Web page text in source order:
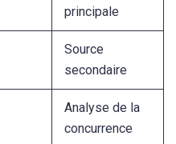
principale
Source
secondaire
Analyse de la
concurrence